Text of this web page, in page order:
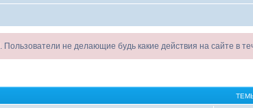
не делающие будь какие действия на сайте в